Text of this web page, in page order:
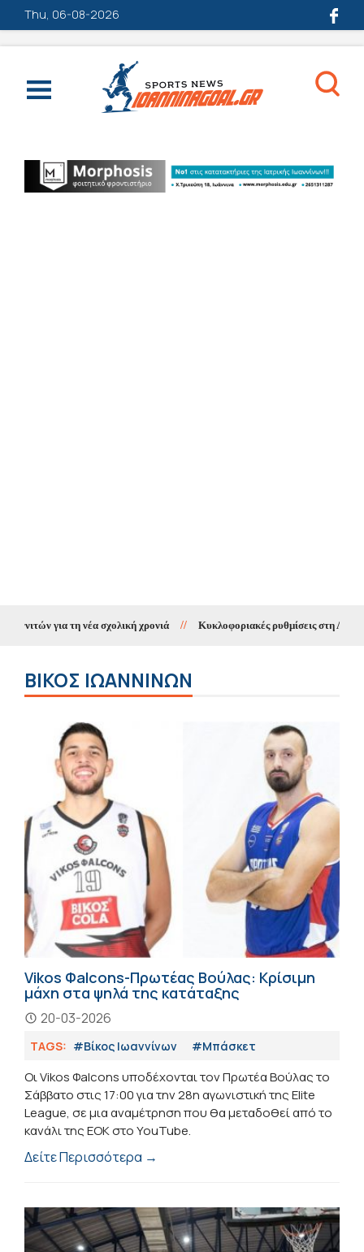
Thu, 06-08-2026
νέα σχολική χρονιά // Κυκλοφοριακές ρυθμίσεις στη Λεωφόρο Δωδώνης
ΒΊΚΟΣ ΙΩΑΝΝΊΝΩΝ
Vikos Φalcons-Πρωτέας Βούλας: Κρίσιμη
μάχη στα ψηλά της κατάταξης
20-03-2026
TAGS: #Βίκος Ιωαννίνων #Μπάσκετ
Οι Vikos Φalcons υποδέχονται τον Πρωτέα Βούλας το
Σάββατο στις 17:00 για την 28η αγωνιστική της Elite
League, σε μια αναμέτρηση που θα μεταδοθεί από το
κανάλι της ΕΟΚ στο YouTube.
Δείτε Περισσότερα →